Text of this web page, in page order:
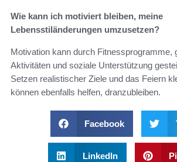
Wie kann ich motiviert bleiben, meine
Lebensstiländerungen umzusetzen?
Motivation kann durch Fitnessprogramme,
Aktivitäten und soziale Unterstützung
Setzen realistischer Ziele und das Feiern
können ebenfalls helfen, dranzubleiben.
Facebook
LinkedIn